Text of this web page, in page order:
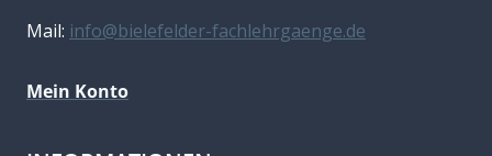
Mail: info@bielefelder-fachlehrgaenge.de
Mein Konto